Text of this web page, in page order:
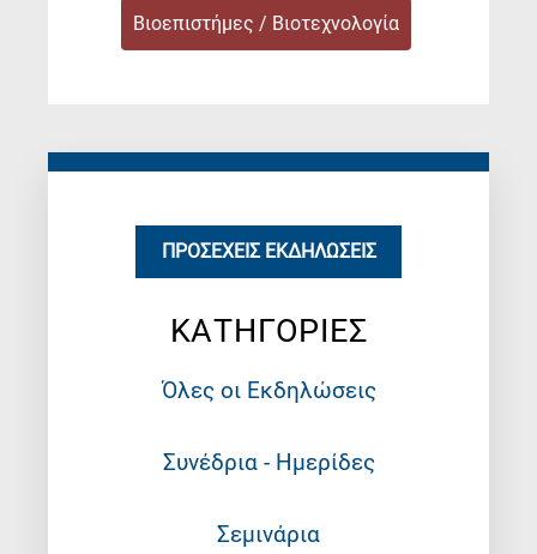
ΠΡΟΣΕΧΕΊΣ ΕΚΔΗΛΏΣΕΙΣ
ΚΑΤΗΓΟΡΙΕΣ
Όλες οι Εκδηλώσεις
Συνέδρια - Ημερίδες
Σεμινάρια
Βιοεπιστήμες / Βιοτεχνολογία